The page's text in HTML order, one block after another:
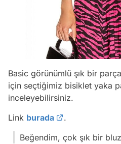
Basic görünümlü şık bir
için seçtiğimiz bisiklet yaka
inceleyebilirsiniz.
Link burada
.
Beğendim, çok şık bir